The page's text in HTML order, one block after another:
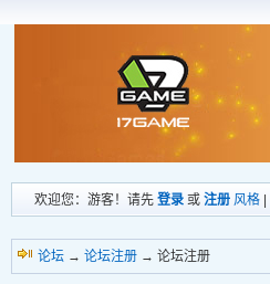
欢迎您：游客！请先 登录 或 注册 风格
论坛 → 论坛注册 → 论坛注册